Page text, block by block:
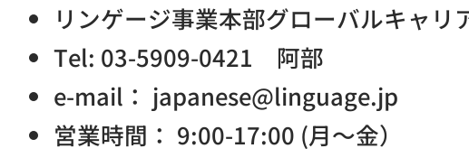
リンゲージ事業本部グローバルキャリ
Tel: 03-5909-0421 阿部
e-mail： japanese@linguage.jp
営業時間： 9:00-17:00 (月～金）